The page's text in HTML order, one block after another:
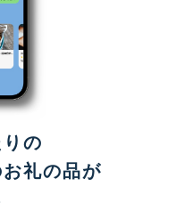
の
礼の品が